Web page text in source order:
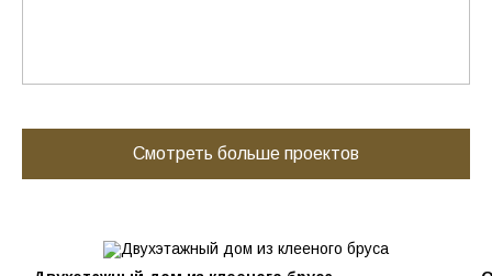
Смотреть больше проектов